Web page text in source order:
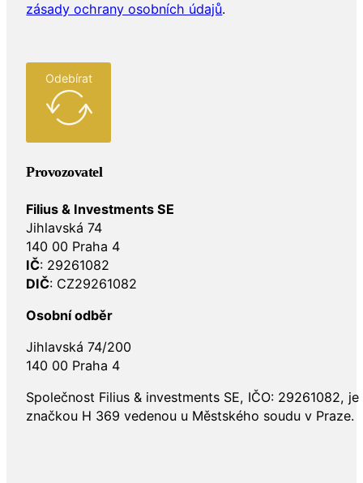
zásady ochrany osobních údajů.
Odebírat
Provozovatel
Filius & Investments SE
Jihlavská 74
140 00 Praha 4
IČ: 29261082
DIČ: CZ29261082
Osobní odběr
Jihlavská 74/200
140 00 Praha 4
Společnost Filius & investments SE, IČO: 29261082,
značkou H 369 vedenou u Městského soudu v Praze.